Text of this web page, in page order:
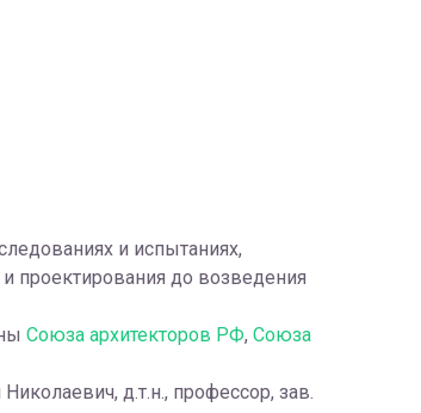
и испытаниях,
проектирования до возведения
Союза архитекторов РФ, Союза
д.т.н., профессор, зав.